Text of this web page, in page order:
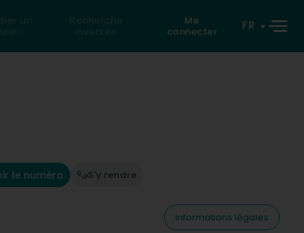
un
Recherche
inversée
Me
connecter
FR
le numéro S'y rendre
Informations légales